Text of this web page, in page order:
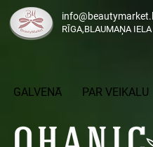
RĪGA,BLAUMAŅA
GALVENĀ PAR VEIKALU